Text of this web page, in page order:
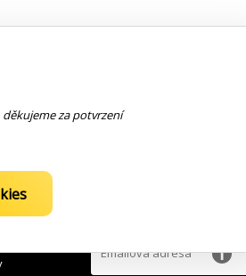
za potvrzení